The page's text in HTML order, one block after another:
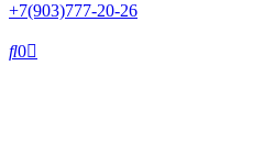
+7(903)777-20-26
0